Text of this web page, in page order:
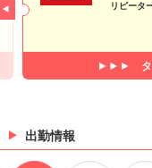
リピータ
出勤情報